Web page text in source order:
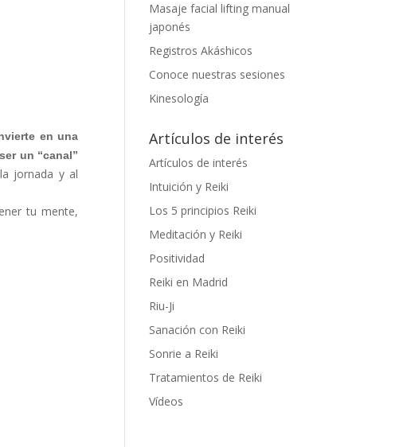
en una
un “canal”
jornada y al
tu mente,
Masaje facial lifting manual
japonés
Registros Akáshicos
Conoce nuestras sesiones
Kinesología
Artículos de interés
Artículos de interés
Intuición y Reiki
Los 5 principios Reiki
Meditación y Reiki
Positividad
Reiki en Madrid
Riu-Ji
Sanación con Reiki
Sonrie a Reiki
Tratamientos de Reiki
Vídeos